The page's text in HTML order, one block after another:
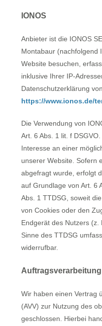
IONOS
Anbieter ist die IONOS
Montabaur (nachfolgend
Website besuchen,
inklusive Ihrer IP-
Datenschutzerklärung
https://www.ionos.de/
Die Verwendung von
Art. 6 Abs. 1 lit. f
Interesse an einer
unserer Website. Sofern
abgefragt wurde, erfolgt
auf Grundlage von Art. 6
Abs. 1 TTDSG, soweit
von Cookies oder den
Endgerät des Nutzers
Sinne des TTDSG
widerrufbar.
Auftragsverarbeitung
Wir haben einen Vertrag
(AVV) zur Nutzung des
geschlossen. Hierbei